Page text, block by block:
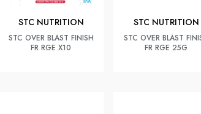
STC NUTRITION
STC OVER BLAST FINISH
FR RGE X10
STC NUTRITION
STC OVER BLAST
FR RGE 25G